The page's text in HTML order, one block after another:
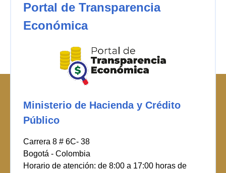
Portal de Transparencia
Económica
Ministerio de Hacienda y Crédito
Público
Carrera 8 # 6C- 38
Bogotá - Colombia
Horario de atención: de 8:00 a 17:00 horas de